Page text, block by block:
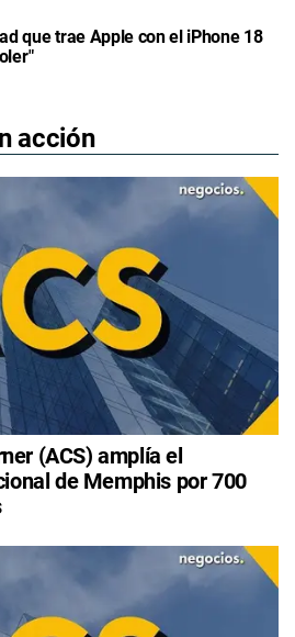
que trae Apple con el iPhone 18
acción
(ACS) amplía el
de Memphis por 700